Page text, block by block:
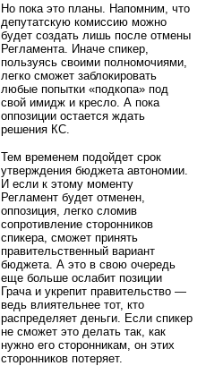
Но пока это планы. Напомним, что
депутатскую комиссию можно
будет создать лишь после отмены
Регламента. Иначе спикер,
пользуясь своими полномочиями,
легко сможет заблокировать
любые попытки «подкопа» под
свой имидж и кресло. А пока
оппозиции остается ждать
решения КС.
Тем временем подойдет срок
утверждения бюджета автономии.
И если к этому моменту
Регламент будет отменен,
оппозиция, легко сломив
сопротивление сторонников
спикера, сможет принять
правительственный вариант
бюджета. А это в свою очередь
еще больше ослабит позиции
Грача и укрепит правительство —
ведь влиятельнее тот, кто
распределяет деньги. Если спикер
не сможет это делать так, как
нужно его сторонникам, он этих
сторонников потеряет.